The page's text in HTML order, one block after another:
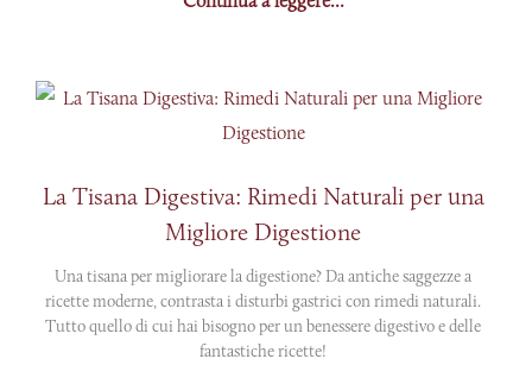
La Tisana Digestiva: Rimedi Naturali per una
Migliore Digestione
Una tisana per migliorare la digestione? Da antiche saggezze a
ricette moderne, contrasta i disturbi gastrici con rimedi naturali.
Tutto quello di cui hai bisogno per un benessere digestivo e delle
fantastiche ricette!